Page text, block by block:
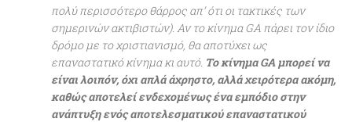
πολύ περισσότερο θάρρος απ’ ότι οι τακτικές των
σημερινών ακτιβιστών). Αν το κίνημα GA πάρει τον ίδιο
δρόμο με το χριστιανισμό, θα αποτύχει ως
επαναστατικό κίνημα κι αυτό. Το κίνημα GA μπορεί να
είναι λοιπόν, όχι απλά άχρηστο, αλλά χειρότερα ακόμη,
καθώς αποτελεί ενδεχομένως ένα εμπόδιο στην
ανάπτυξη ενός αποτελεσματικού επαναστατικού